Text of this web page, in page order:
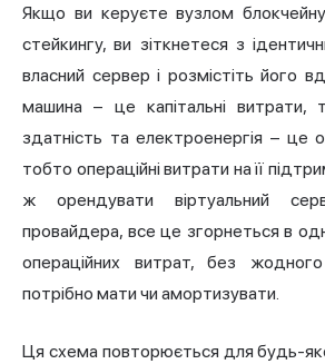
Якщо ви керуєте вузлом
стейкингу, ви зіткнетеся з
власний сервер і розмістіть його
машина – це капітальні витрати,
здатність та електроенергія – це
тобто операційні витрати на її
ж орендувати віртуальний
провайдера, все це згорнеться в
операційних витрат, без
потрібно мати чи амортизувати.
Ця схема повторюється для будь-